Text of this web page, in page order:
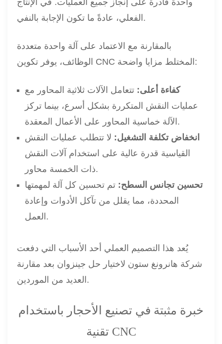
الفعلي، عادةً ما تكون الإجابة بالنفي.
بالمقارنة مع الاعتماد على آلة واحدة متعددة
الوظائف، يوفر تكوين CNC المختلط مزايا واضحة:
كفاءة أعلى: تتعامل الآلات ثلاثية المحاور مع
عمليات النقش المتكررة بشكل أسرع، بينما تركز
الآلة خماسية المحاور على الأعمال المعقدة.
انخفاض تكلفة التشغيل: لا تتطلب عمليات النقش
القياسية قدرة عالية على استخدام آلات النقش
ذات الخمسة محاور.
تحسين تجانس السطح: تم تحسين كل آلة لمهمتها
المحددة، مما يقلل من تآكل الأدوات وإعادة
العمل.
يُعد هذا التصميم العملي أحد الأسباب التي دفعت
شركة هانرونغ ستون لاختيار حل جينزوان بعد مقارنة
العديد من الموردين.
خبرة مثبتة في تصنيع الأحجار باستخدام
تقنية CNC